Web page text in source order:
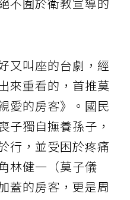
又叫座的台劇，經
來重看的，首推莫
愛的房客》。國民
子獨自撫養孫子，
行，並受困於疼痛
林健一（莫子儀
蓋的房客，更是周